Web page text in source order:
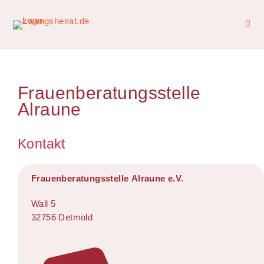
Frauenberatungsstelle
Alraune
Kontakt
Frauenberatungsstelle Alraune e.V.
Wall 5
32756 Detmold